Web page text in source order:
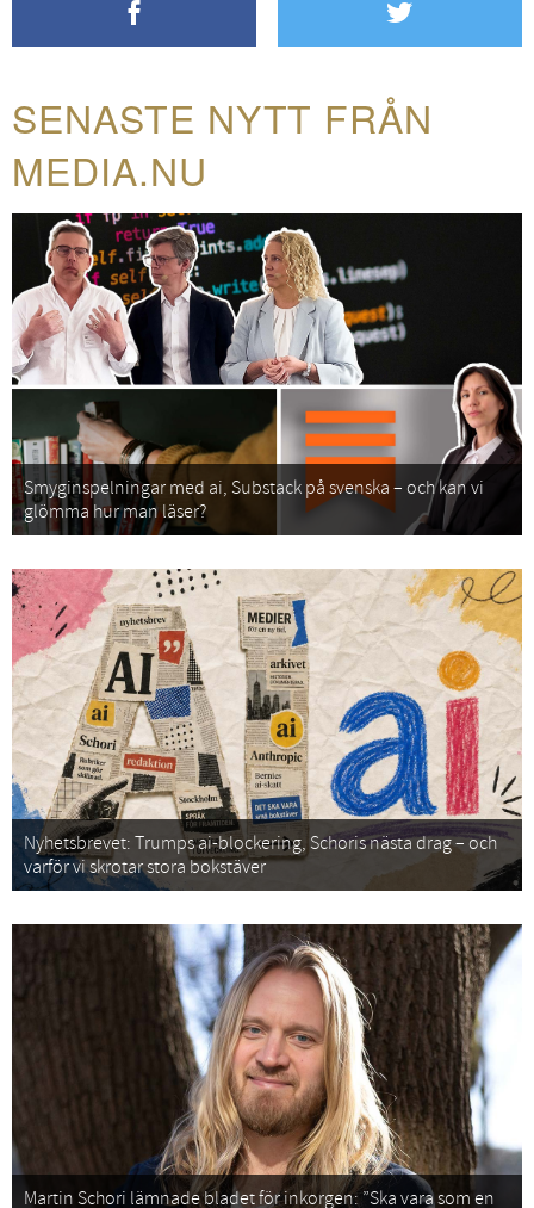
SENASTE NYTT FRÅN
MEDIA.NU
Smyginspelningar med ai, Substack på svenska – och kan vi
glömma hur man läser?
Nyhetsbrevet: Trumps ai-blockering, Schoris nästa drag – och
varför vi skrotar stora bokstäver
Martin Schori lämnade bladet för inkorgen: ”Ska vara som en